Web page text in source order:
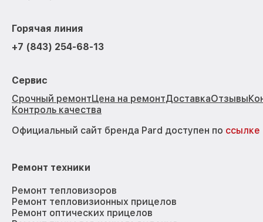
Горячая линия
+7 (843) 254-68-13
Сервис
Срочный ремонтЦена на ремонтДоставкаОтзывы
Контроль качества
Официальный сайт бренда Pard доступен по ссылке
Ремонт техники
Ремонт тепловизоров
Ремонт тепловизионных прицелов
Ремонт оптических прицелов